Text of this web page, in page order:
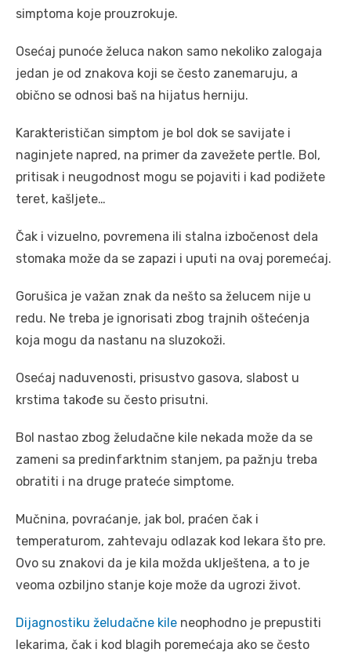
simptoma koje prouzrokuje.
Osećaj punoće želuca nakon samo nekoliko zalogaja
jedan je od znakova koji se često zanemaruju, a
obično se odnosi baš na hijatus herniju.
Karakterističan simptom je bol dok se savijate i
naginjete napred, na primer da zavežete pertle. Bol,
pritisak i neugodnost mogu se pojaviti i kad podižete
teret, kašljete…
Čak i vizuelno, povremena ili stalna izbočenost dela
stomaka može da se zapazi i uputi na ovaj poremećaj.
Gorušica je važan znak da nešto sa želucem nije u
redu. Ne treba je ignorisati zbog trajnih oštećenja
koja mogu da nastanu na sluzokoži.
Osećaj naduvenosti, prisustvo gasova, slabost u
krstima takođe su često prisutni.
Bol nastao zbog želudačne kile nekada može da se
zameni sa predinfarktnim stanjem, pa pažnju treba
obratiti i na druge prateće simptome.
Mučnina, povraćanje, jak bol, praćen čak i
temperaturom, zahtevaju odlazak kod lekara što pre.
Ovo su znakovi da je kila možda uklještena, a to je
veoma ozbiljno stanje koje može da ugrozi život.
Dijagnostiku želudačne kile neophodno je prepustiti
lekarima, čak i kod blagih poremećaja ako se često